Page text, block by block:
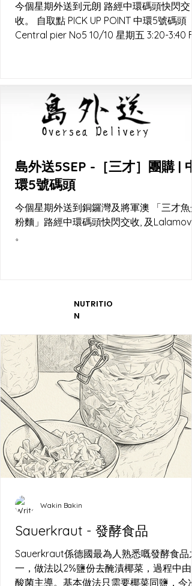
今個星期外送到元朗 路經中環碼頭快閃交
收。 自取點 PICK UP POINT 中環5號碼頭
Central pier No5 10/10 星期五 3:20-3:40
島外送5SEP -［三才］團購 | 中
環5號碼頭
今個星期外送到銅鑼灣及將軍澳 「三才魚
粉麵」路經中環碼頭快閃交收, 及Lalamove
。
NUTRITIO
N
Sauerkraut - 發酵食品
Sauerkraut係德國最為人熟悉嘅發酵食品之
一，做法以2%鹽份去醃漬椰菜，過程中由
酸菌主導。基本做法只需要椰菜同鹽，今次
Wakin Bakin